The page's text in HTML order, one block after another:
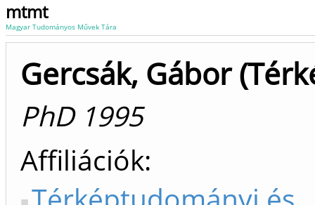
mtmt
Magyar Tudományos Művek Tára
Gercsák, Gábor
PhD 1995
Affiliációk